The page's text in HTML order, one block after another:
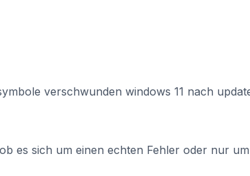
verschwunden windows 11 nach
es sich um einen echten Fehler oder nur